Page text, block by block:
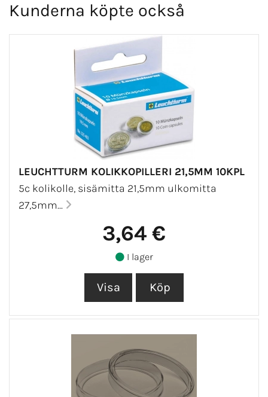
Kunderna köpte också
LEUCHTTURM KOLIKKOPILLERI 21,5MM 10KPL
5c kolikolle, sisämitta 21,5mm ulkomitta
27,5mm...
3,64 €
I lager